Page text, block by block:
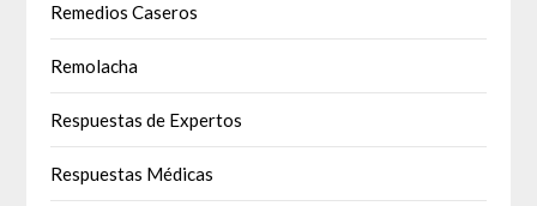
Remedios Caseros
Remolacha
Respuestas de Expertos
Respuestas Médicas